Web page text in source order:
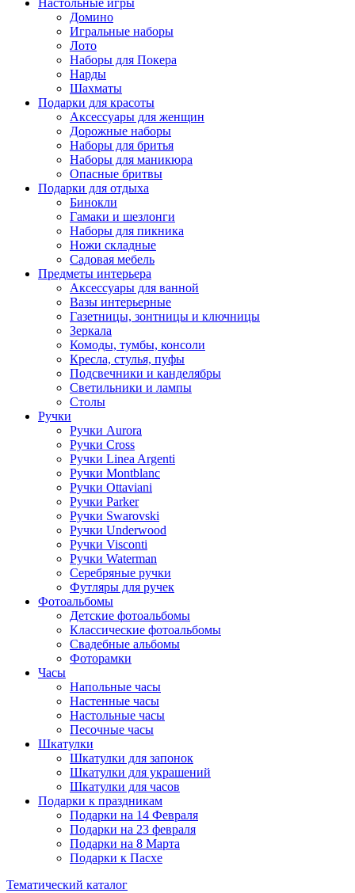
Настольные игры
Домино
Игральные наборы
Лото
Наборы для Покера
Нарды
Шахматы
Подарки для красоты
Аксессуары для женщин
Дорожные наборы
Наборы для бритья
Наборы для маникюра
Опасные бритвы
Подарки для отдыха
Бинокли
Гамаки и шезлонги
Наборы для пикника
Ножи складные
Садовая мебель
Предметы интерьера
Аксессуары для ванной
Вазы интерьерные
Газетницы, зонтницы и ключницы
Зеркала
Комоды, тумбы, консоли
Кресла, стулья, пуфы
Подсвечники и канделябры
Светильники и лампы
Столы
Ручки
Ручки Aurora
Ручки Cross
Ручки Linea Argenti
Ручки Montblanc
Ручки Ottaviani
Ручки Parker
Ручки Swarovski
Ручки Underwood
Ручки Visconti
Ручки Waterman
Серебряные ручки
Футляры для ручек
Фотоальбомы
Детские фотоальбомы
Классические фотоальбомы
Свадебные альбомы
Фоторамки
Часы
Напольные часы
Настенные часы
Настольные часы
Песочные часы
Шкатулки
Шкатулки для запонок
Шкатулки для украшений
Шкатулки для часов
Подарки к праздникам
Подарки на 14 Февраля
Подарки на 23 февраля
Подарки на 8 Марта
Подарки к Пасхе
Тематический каталог